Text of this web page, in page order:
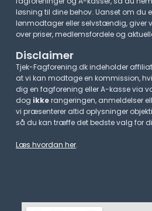
løsning til dine behov. Uanset om du
lønmodtager eller selvstændig, giver
over priser, medlemsfordele og
Disclaimer
Tjek-Fagforening.dk indeholder
at vi kan modtage en kommission,
dig en fagforening eller A-kasse via
dog ikkerangeringen, anmeldelser
vi præsenterer altid oplysninger
så du kan træffe det bedste valg for
Læs hvordan her.